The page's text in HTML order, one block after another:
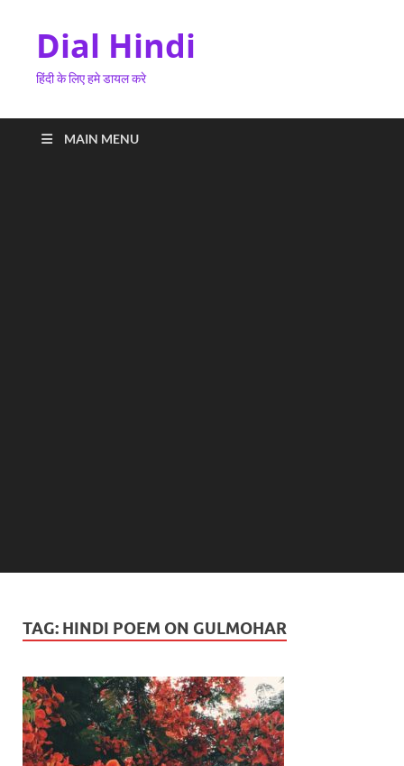
Dial Hindi
हिंदी के लिए हमे डायल करे
MAIN MENU
TAG: HINDI POEM ON GULMOHAR